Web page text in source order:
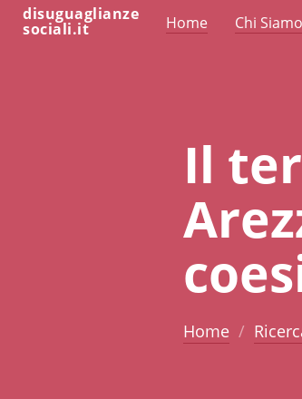
disuguaglianze
sociali.it Home Chi Siamo
Il
Home